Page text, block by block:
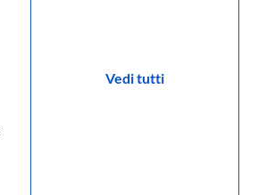
Vedi tutti